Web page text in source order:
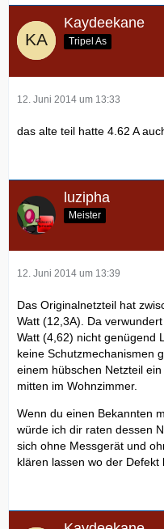
Kaydeekane
Tripel As
12. Juni 2014 um 13:33
das alte teil hatte 4.62 A
luzipha
Meister
12. Juni 2014 um 13:39
Das Originalnetzteil hat
Watt (12,3A). Da
Watt (4,62) nicht genügend
keine Schutzmechanismen
einem hübschen Netzteil
mitten im Wohnzimmer.
Wenn du einen Bekannten
würde ich dir raten dessen
sich ohne Messgerät und
klären lassen wo der Defekt